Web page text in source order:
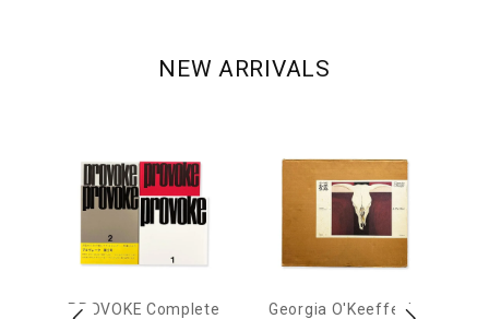
NEW ARRIVALS
PROVOKE Complete
Georgia O'Keeffe: In